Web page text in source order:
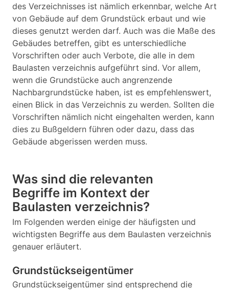
des Verzeichnisses ist nämlich erkennbar, welche Art
von Gebäude auf dem Grundstück erbaut und wie
dieses genutzt werden darf. Auch was die Maße des
Gebäudes betreffen, gibt es unterschiedliche
Vorschriften oder auch Verbote, die alle in dem
Baulasten verzeichnis aufgeführt sind. Vor allem,
wenn die Grundstücke auch angrenzende
Nachbargrundstücke haben, ist es empfehlenswert,
einen Blick in das Verzeichnis zu werden. Sollten die
Vorschriften nämlich nicht eingehalten werden, kann
dies zu Bußgeldern führen oder dazu, dass das
Gebäude abgerissen werden muss.
Was sind die relevanten
Begriffe im Kontext der
Baulasten verzeichnis?
Im Folgenden werden einige der häufigsten und
wichtigsten Begriffe aus dem Baulasten verzeichnis
genauer erläutert.
Grundstückseigentümer
Grundstückseigentümer sind entsprechend die